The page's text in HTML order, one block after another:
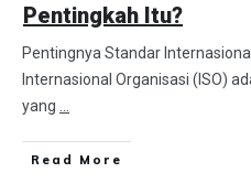
Pentingkah Itu?
Pentingnya Standar
Internasional Organisasi (ISO)
yang ...
Read More